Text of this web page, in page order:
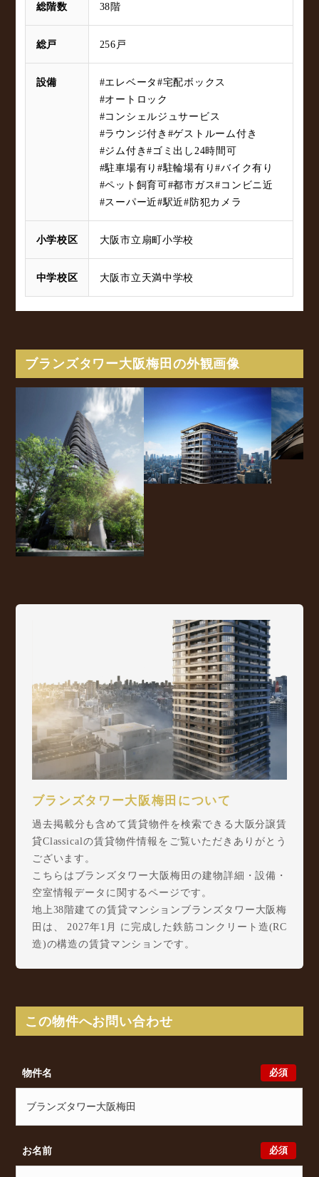
総階数 38階
総戸 256戸
設備 #エレベータ#宅配ボックス
#オートロック
#コンシェルジュサービス
#ラウンジ付き #ゲストルーム付き
#ジム付き#ゴミ出し24時間可
#駐車場有り#駐輪場有り#バイク有り
#ペット飼育可#都市ガス#コンビニ近
#スーパー近#駅近#防犯カメラ
小学校区 大阪市立扇町小学校
中学校区 大阪市立天満中学校
ブランズタワー大阪梅田の外観画像
ブランズタワー大阪梅田について
過去掲載分も含めて賃貸物件を検索できる大阪分譲賃
貸Classicalの賃貸物件情報をご覧いただきありがとう
ございます。
こちらはブランズタワー大阪梅田の建物詳細・設備・
空室情報データに関するページです。
地上38階建ての賃貸マンションブランズタワー大阪梅
田は、 2027年1月 に完成した鉄筋コンクリート造(RC
造)の構造の賃貸マンションです。
分 からアクセスが可能となっております。
ブランズタワー大阪梅田の最新の空室状況のご確認を
ンをお探しでしたら、ぜひ大阪分譲賃貸Classicalまで
お気軽にお問い合わせください。大阪分譲賃貸
ンライン相談も受け付けております。また、希望の条
貸物件をご提案いたします。
この物件へお問い合わせ
必須
物件名
必須
お名前